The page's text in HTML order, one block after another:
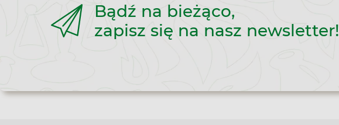
Bądź na bieżąco,
zapisz się na nasz newsletter!